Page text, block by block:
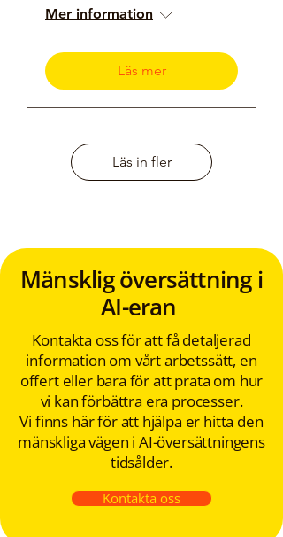
Mer information
Läs mer
Läs in fler
Mänsklig översättning i
AI-eran
Kontakta oss för att få detaljerad
information om vårt arbetssätt, en
offert eller bara för att prata om hur
vi kan förbättra era processer.
Vi finns här för att hjälpa er hitta den
mänskliga vägen i AI-översättningens
tidsålder.
Kontakta oss